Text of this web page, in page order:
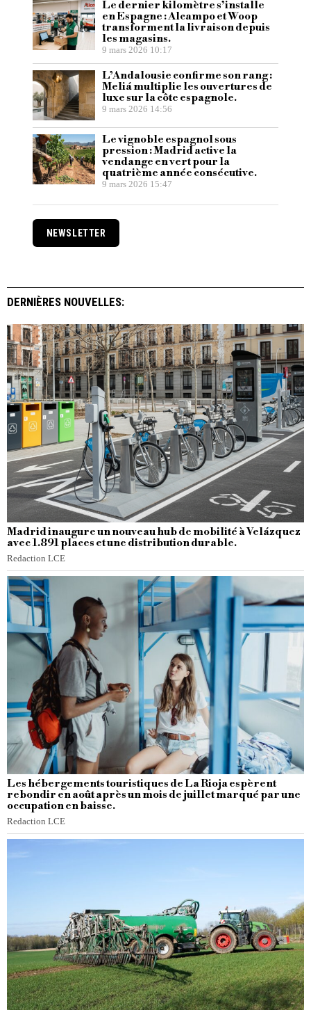
Le dernier kilomètre s’installe
en Espagne : Alcampo et Woop
transforment la livraison depuis
les magasins.
9 mars 2026 10:17
L’Andalousie confirme son rang :
Meliá multiplie les ouvertures de
luxe sur la côte espagnole.
9 mars 2026 14:56
Le vignoble espagnol sous
pression : Madrid active la
vendange en vert pour la
quatrième année consécutive.
9 mars 2026 15:47
NEWSLETTER
DERNIÈRES NOUVELLES:
Madrid inaugure un nouveau hub de mobilité à Velázquez
avec 1.891 places et une distribution durable.
Redaction LCE
Les hébergements touristiques de La Rioja espèrent
rebondir en août après un mois de juillet marqué par une
occupation en baisse.
Redaction LCE